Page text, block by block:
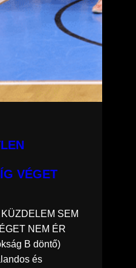
VÉGET
SEM
NEM ÉR
B döntő)
és